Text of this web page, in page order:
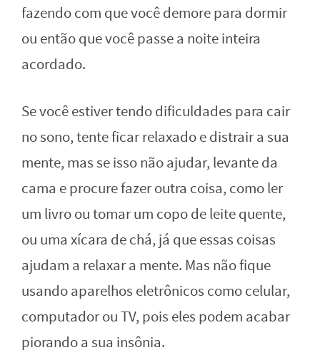
fazendo com que você demore para dormir
ou então que você passe a noite inteira
acordado.
Se você estiver tendo dificuldades para cair
no sono, tente ficar relaxado e distrair a sua
mente, mas se isso não ajudar, levante da
cama e procure fazer outra coisa, como ler
um livro ou tomar um copo de leite quente,
ou uma xícara de chá, já que essas coisas
ajudam a relaxar a mente. Mas não fique
usando aparelhos eletrônicos como celular,
computador ou TV, pois eles podem acabar
piorando a sua insônia.